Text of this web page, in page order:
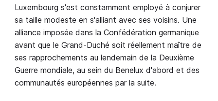
Luxembourg s'est constamment employé à conjurer
sa taille modeste en s'alliant avec ses voisins. Une
alliance imposée dans la Confédération germanique
avant que le Grand-Duché soit réellement maître de
ses rapprochements au lendemain de la Deuxième
Guerre mondiale, au sein du Benelux d'abord et des
communautés européennes par la suite.